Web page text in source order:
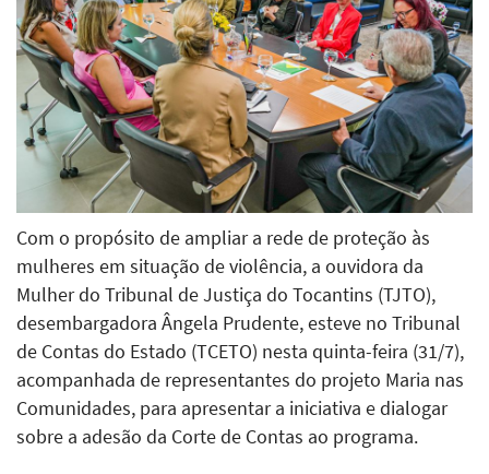
Com o propósito de ampliar a rede de proteção às
mulheres em situação de violência, a ouvidora da
Mulher do Tribunal de Justiça do Tocantins (TJTO),
desembargadora Ângela Prudente, esteve no Tribunal
de Contas do Estado (TCETO) nesta quinta-feira (31/7),
acompanhada de representantes do projeto Maria nas
Comunidades, para apresentar a iniciativa e dialogar
sobre a adesão da Corte de Contas ao programa.